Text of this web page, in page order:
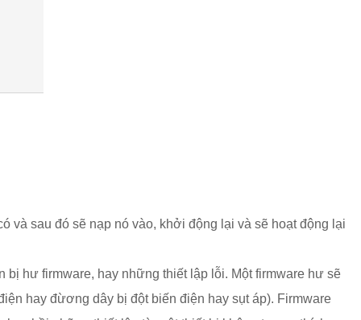
và sau đó sẽ nạp nó vào, khởi động lại và sẽ hoạt động lại
bị hư firmware, hay những thiết lập lỗi. Một firmware hư sẽ
hay đừơng dây bị đột biến điện hay sụt áp). Firmware